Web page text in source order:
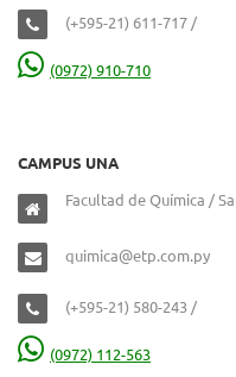
(+595-21) 611-717 /
(0972) 910-710
CAMPUS UNA
Facultad de Química /
quimica@etp.com.py
(+595-21) 580-243 /
(0972) 112-563